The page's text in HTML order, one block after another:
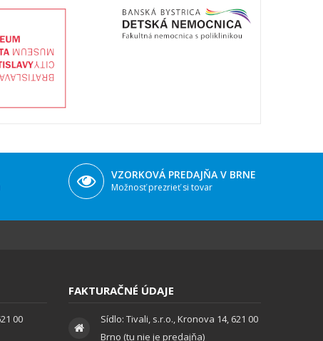
VZORKOVÁ PREDAJŇA V BRNE
Možnosť prezrieť si tovar
00
FAKTURAČNÉ ÚDAJE
Sídlo: Tivali, s.r.o., Kronova 14, 621 00
Brno (tu nie je predajňa)